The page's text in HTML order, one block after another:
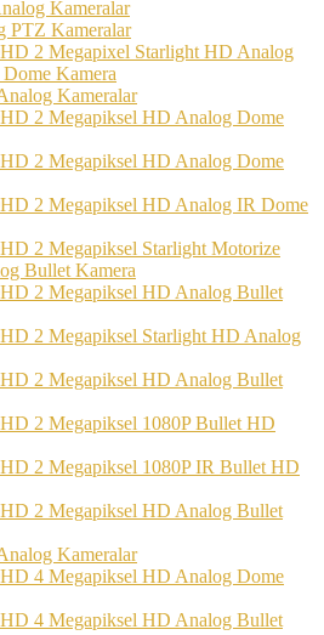
Kameralar
Kameralar
2 Megapixel Starlight HD Analog
Kamera
Kameralar
2 Megapiksel HD Analog Dome
2 Megapiksel HD Analog Dome
2 Megapiksel HD Analog IR Dome
2 Megapiksel Starlight Motorize
Bullet Kamera
2 Megapiksel HD Analog Bullet
2 Megapiksel Starlight HD Analog
2 Megapiksel HD Analog Bullet
2 Megapiksel 1080P Bullet HD
2 Megapiksel 1080P IR Bullet HD
2 Megapiksel HD Analog Bullet
Kameralar
4 Megapiksel HD Analog Dome
4 Megapiksel HD Analog Bullet